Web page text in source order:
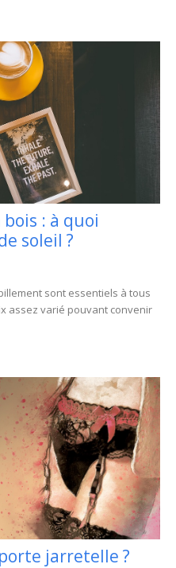
: à quoi
soleil ?
sont essentiels à tous
assez varié pouvant convenir
jarretelle ?